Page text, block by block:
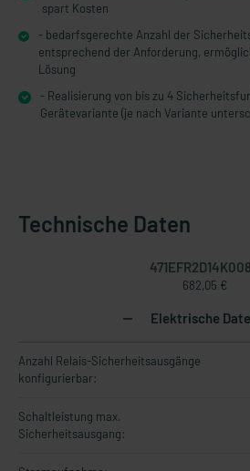
spart Kosten
- bedarfsgerechte Anzahl der
entsprechend der Anforderung,
Lösung
- Realisierung von bis zu 4
Gerätevariante (je nach Variante
Technische Daten
682,05 €
Elektrische
Anzahl Relais-Sicherheitsausgänge
konfigurierbar:
Schaltleistung max.
Sicherheitsausgang: